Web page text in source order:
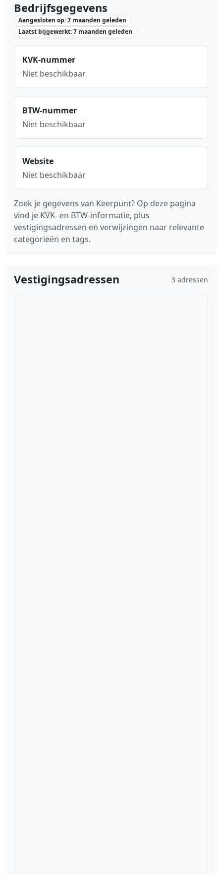
Bedrijfsgegevens
Aangesloten op: 7 maanden geleden
Laatst bijgewerkt: 7 maanden geleden
KVK-nummer
Niet beschikbaar
BTW-nummer
Niet beschikbaar
Website
Niet beschikbaar
Zoek je gegevens van Keerpunt? Op deze pagina
vind je KVK- en BTW-informatie, plus
vestigingsadressen en verwijzingen naar relevante
categorieën en tags.
Vestigingsadressen 3 adressen